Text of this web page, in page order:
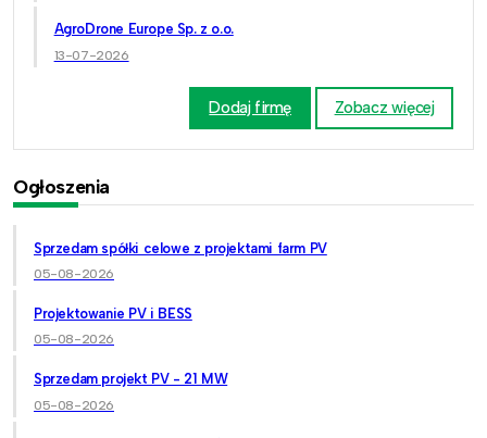
AgroDrone Europe Sp. z o.o.
13-07-2026
Dodaj firmę Zobacz więcej
Ogłoszenia
Sprzedam spółki celowe z projektami farm PV
05-08-2026
Projektowanie PV i BESS
05-08-2026
Sprzedam projekt PV - 21 MW
05-08-2026